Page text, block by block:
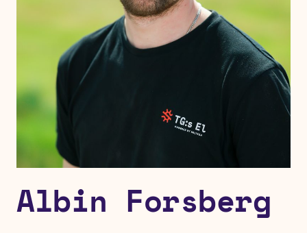
Albin Forsberg